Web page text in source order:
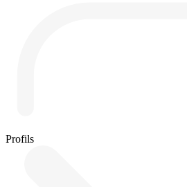
Profils